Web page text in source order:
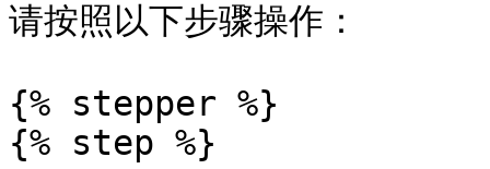
请按照以下步骤操作：
{% stepper %}
{% step %}